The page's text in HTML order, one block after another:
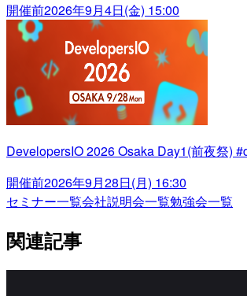
開催前2026年9月4日(金) 15:00
DevelopersIO 2026 Osaka Day1(前夜祭)
開催前2026年9月28日(月) 16:30
セミナー一覧会社説明会一覧勉強会一覧
関連記事